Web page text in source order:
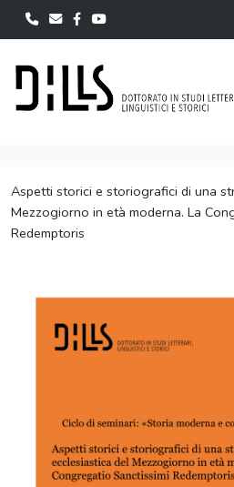
Aspetti storici e storiografici di una
Mezzogiorno in età moderna. La
Redemptoris